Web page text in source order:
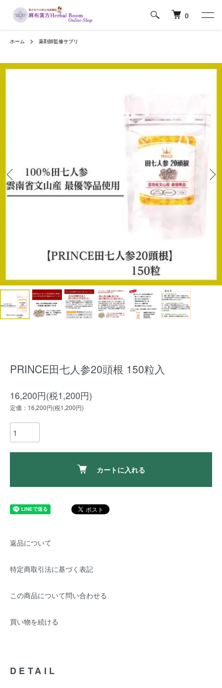
0
ホーム 薬剤師監修サプリ
PRINCE田七人参20頭根 150粒入
16,200円(税1,200円)
定価：16,200円(税1,200円)
カートに入れる
返品について
特定商取引法に基づく表記
この商品について問い合わせる
買い物を続ける
DETAIL